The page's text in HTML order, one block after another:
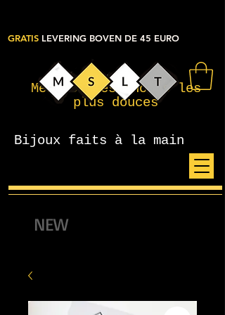
Mes petites choses les
plus douces
Bijoux faits à la main
GRATIS LEVERING BOVEN DE 45 EURO
NEW